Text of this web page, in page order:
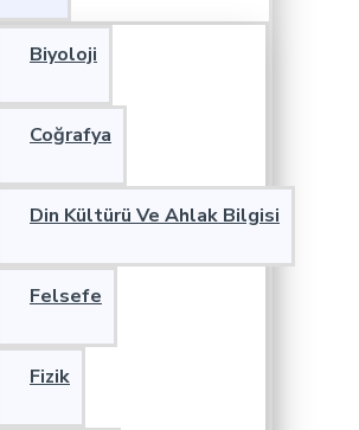
Biyoloji
Coğrafya
Din Kültürü Ve Ahlak Bilgisi
Felsefe
Fizik